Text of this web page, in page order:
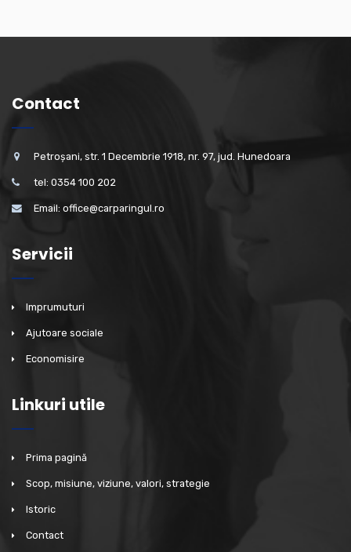
Contact
Petroşani, str. 1 Decembrie 1918, nr. 97, jud. Hunedoara
tel: 0354 100 202
Email: office@carparingul.ro
Servicii
Imprumuturi
Ajutoare sociale
Economisire
Linkuri utile
Prima pagină
Scop, misiune, viziune, valori, strategie
Istoric
Contact